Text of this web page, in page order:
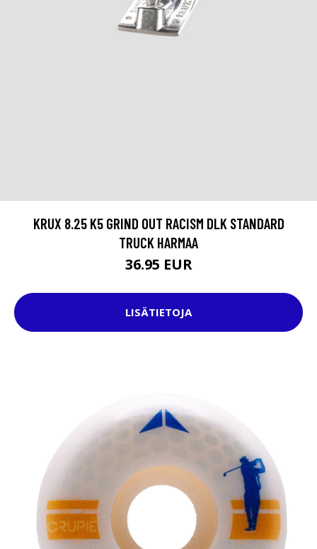
KRUX 8.25 K5 GRIND OUT RACISM DLK STANDARD
TRUCK HARMAA
36.95 EUR
LISÄTIETOJA